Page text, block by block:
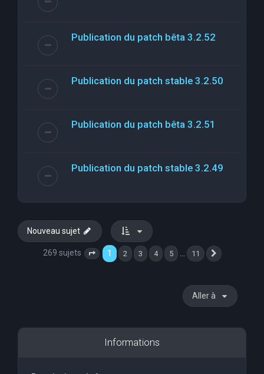
Publication du patch bêta 3.2.52
Publication du patch stable 3.2.50
Publication du patch bêta 3.2.51
Publication du patch stable 3.2.49
Nouveau sujet
269 sujets Page 1 sur 11
1 2 3 4 5 11
Aller à
Informations